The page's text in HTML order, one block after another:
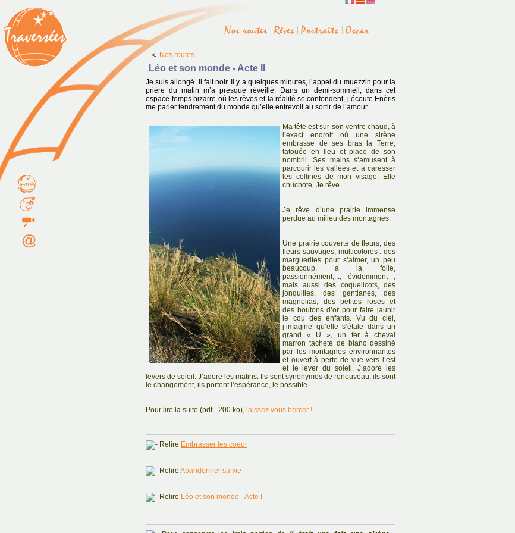
Nos routes
Léo et son monde - Acte II
Je suis allongé. Il fait noir. Il y a quelques minutes, l’appel du muezzin pour la
prière du matin m’a presque réveillé. Dans un demi-sommeil, dans cet
espace-temps bizarre où les rêves et la réalité se confondent, j’écoute Enèris
me parler tendrement du monde qu’elle entrevoit au sortir de l’amour.
Ma tête est sur son ventre chaud, à
l’exact endroit où une sirène
embrasse de ses bras la Terre,
tatouée en lieu et place de son
nombril. Ses mains s’amusent à
parcourir les vallées et à caresser
les collines de mon visage. Elle
chuchote. Je rêve.
Je rêve d’une prairie immense
perdue au milieu des montagnes.
Une prairie couverte de fleurs, des
fleurs sauvages, multicolores : des
marguerites pour s’aimer, un peu
beaucoup, à la folie,
passionnément,..., évidemment ;
mais aussi des coquelicots, des
jonquilles, des gentianes, des
magnolias, des petites roses et
des boutons d’or pour faire jaunir
le cou des enfants. Vu du ciel,
j’imagine qu’elle s’étale dans un
grand « U », un fer à cheval
marron tacheté de blanc dessiné
par les montagnes environnantes
et ouvert à perte de vue vers l’est
et le lever du soleil. J’adore les
levers de soleil. J’adore les matins. Ils sont synonymes de renouveau, ils sont
le changement, ils portent l’espérance, le possible.
Pour lire la suite (pdf - 200 ko), laissez vous bercer !
Relire Embrasser les coeur
Relire Abandonner sa vie
Relire Léo et son monde - Acte I